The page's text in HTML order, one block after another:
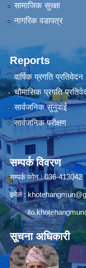
सामाजिक सुरक्षा
नागरिक वडापत्र
Reports
वार्षिक प्रगति प्रतिवेदन
चौमासिक प्रगति
सार्वजनिक सुनुवाई
सार्वजनिक परीक्षण
सम्पर्क विवरण
सम्पर्क फोन : 036-413042
इमेल :
सूचना अधिकारी